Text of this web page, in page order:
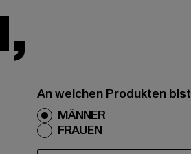
An welchen Produkten
MÄNNER
FRAUEN